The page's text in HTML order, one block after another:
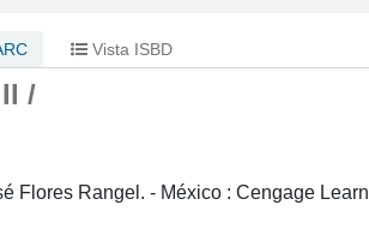
Vista ISBD
II /
Flores Rangel. - México : Cengage